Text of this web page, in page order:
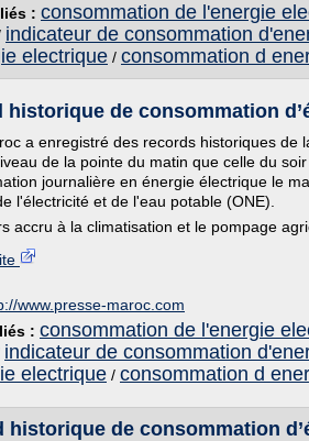
: consommation de l'energie
indicateur de consommation
electrique / consommation d
historique de consommation
a enregistré des records historiques de
de la pointe du matin que celle du
journalière en énergie électrique le
l'électricité et de l'eau potable (ONE).
accru à la climatisation et le pompage
www.presse-maroc.com
: consommation de l'energie
indicateur de consommation
electrique / consommation d
historique de consommation